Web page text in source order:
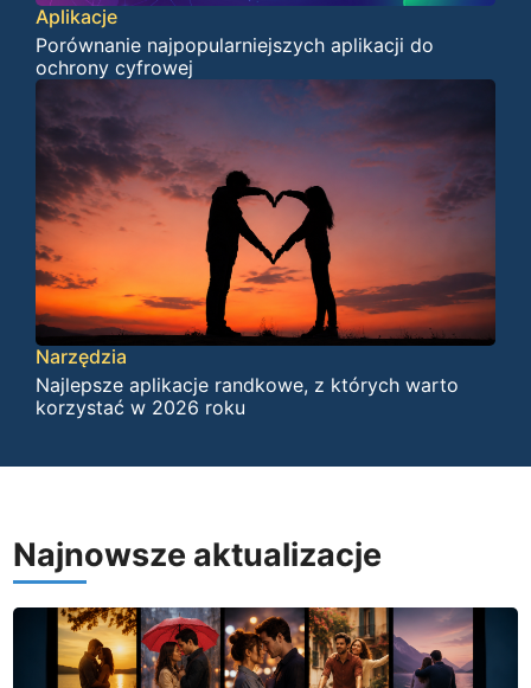
Aplikacje
Porównanie najpopularniejszych aplikacji do
ochrony cyfrowej
Narzędzia
Najlepsze aplikacje randkowe, z których warto
korzystać w 2026 roku
Najnowsze aktualizacje